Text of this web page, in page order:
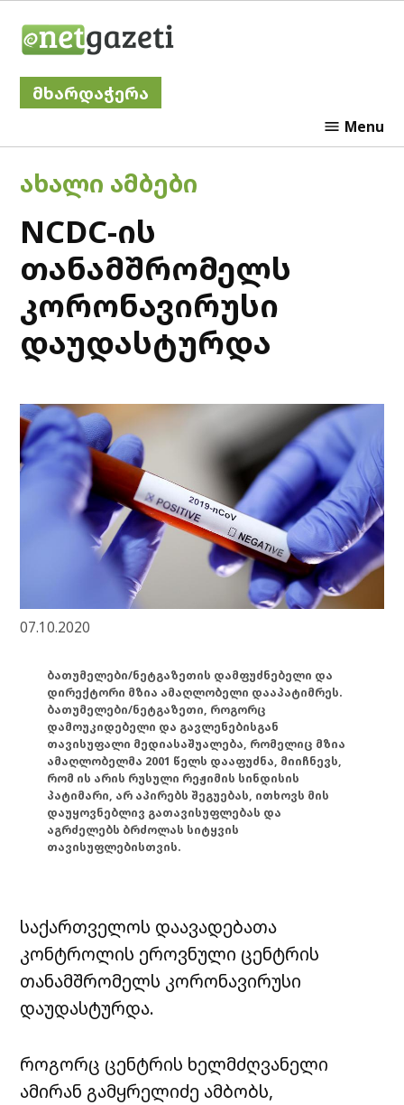
მხარდაჭერა
Menu
POSTED
ᲐᲮᲐᲚᲘ ᲐᲛᲑᲔᲑᲘ
NCDC-ის
თანამშრომელს
კორონავირუსი
დაუდასტურდა
07.10.2020
ბათუმელები/ნეტგაზეთის დამფუძნებელი და
დირექტორი მზია ამაღლობელი დააპატიმრეს.
ბათუმელები/ნეტგაზეთი, როგორც
დამოუკიდებელი და გავლენებისგან
თავისუფალი მედიასაშუალება, რომელიც მზია
ამაღლობელმა 2001 წელს დააფუძნა, მიიჩნევს,
რომ ის არის რუსული რეჟიმის სინდისის
პატიმარი, არ აპირებს შეგუებას, ითხოვს მის
დაუყოვნებლივ გათავისუფლებას და
აგრძელებს ბრძოლას სიტყვის
თავისუფლებისთვის.
საქართველოს დაავადებათა
კონტროლის ეროვნული ცენტრის
თანამშრომელს კორონავირუსი
დაუდასტურდა.
როგორც ცენტრის ხელმძღვანელი
ამირან გამყრელიძე ამბობს,